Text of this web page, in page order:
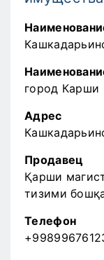
город Карши
Адрес
Продавец
Қарши
тизими
Телефон